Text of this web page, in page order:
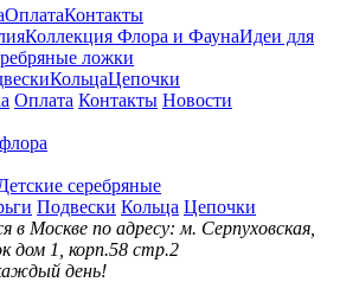
ОплатаКонтакты
Коллекция Флора и ФаунаИдеи для
ложки
КольцаЦепочки
Оплата Контакты Новости
серебряные
Подвески Кольца Цепочки
Москве по адресу: м. Серпуховская,
дом 1, корп.58 стр.2
день!